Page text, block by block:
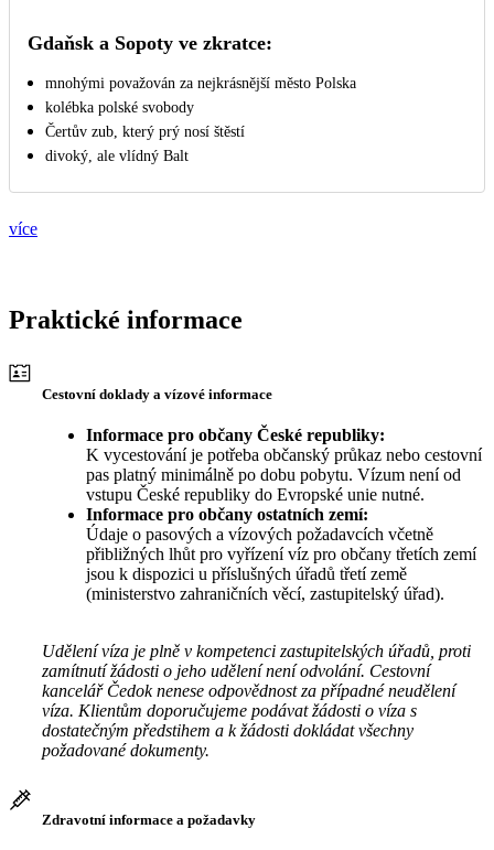
Gdaňsk a Sopoty ve zkratce:
mnohými považován za nejkrásnější město Polska
kolébka polské svobody
Čertův zub, který prý nosí štěstí
divoký, ale vlídný Balt
více
Praktické informace
Cestovní doklady a vízové informace
Informace pro občany České republiky:
K vycestování je potřeba občanský průkaz nebo cestovní
pas platný minimálně po dobu pobytu. Vízum není od
vstupu České republiky do Evropské unie nutné.
Informace pro občany ostatních zemí:
Údaje o pasových a vízových požadavcích včetně
přibližných lhůt pro vyřízení víz pro občany třetích zemí
jsou k dispozici u příslušných úřadů třetí země
(ministerstvo zahraničních věcí, zastupitelský úřad).
Udělení víza je plně v kompetenci zastupitelských úřadů, proti
zamítnutí žádosti o jeho udělení není odvolání. Cestovní
kancelář Čedok nenese odpovědnost za případné neudělení
víza. Klientům doporučujeme podávat žádosti o víza s
dostatečným předstihem a k žádosti dokládat všechny
požadované dokumenty.
Zdravotní informace a požadavky